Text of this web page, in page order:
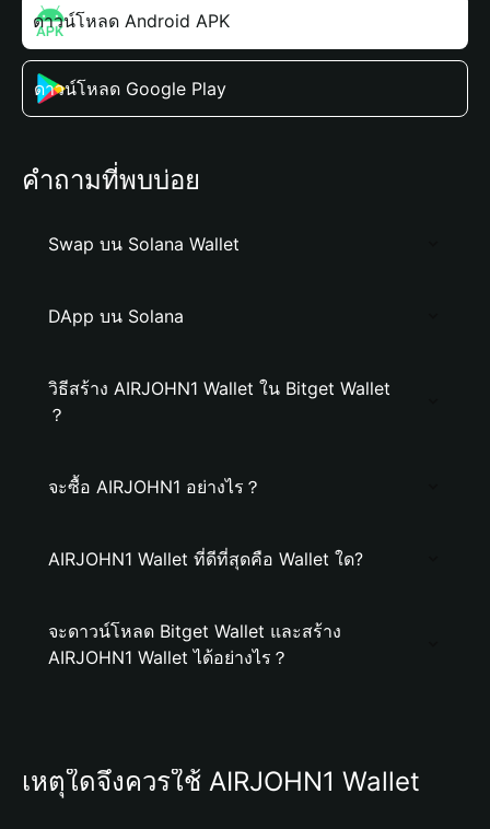
ดาวน์โหลด Android APK
ดาวน์โหลด Google Play
คำถามที่พบบ่อย
Swap บน Solana Wallet
DApp บน Solana
วิธีสร้าง AIRJOHN1 Wallet ใน Bitget Wallet
？
จะซื้อ AIRJOHN1 อย่างไร？
AIRJOHN1 Wallet ที่ดีที่สุดคือ Wallet ใด?
จะดาวน์โหลด Bitget Wallet และสร้าง
AIRJOHN1 Wallet ได้อย่างไร？
เหตุใดจึงควรใช้ AIRJOHN1 Wallet